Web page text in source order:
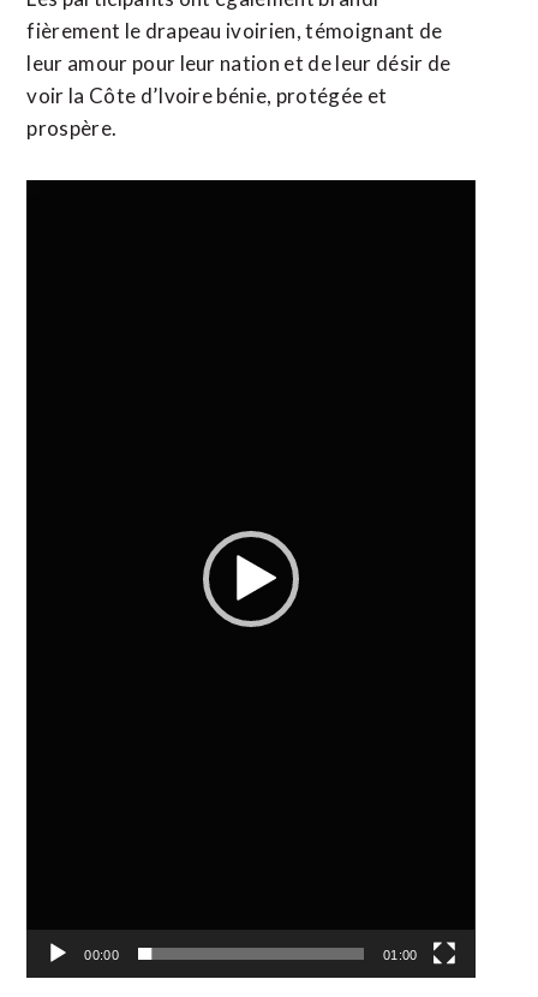
fièrement le drapeau ivoirien, témoignant de
leur amour pour leur nation et de leur désir de
voir la Côte d’Ivoire bénie, protégée et
prospère.
00:00 01:00